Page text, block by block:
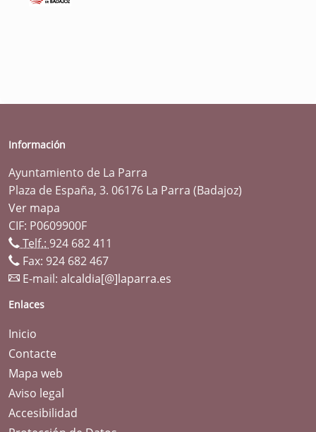
Información
Ayuntamiento de La Parra
Plaza de España, 3. 06176 La Parra (Badajoz)
Ver mapa
CIF: P0609900F
Telf.: 924 682 411
Fax: 924 682 467
E-mail: alcaldia[@]laparra.es
Enlaces
Inicio
Contacte
Mapa web
Aviso legal
Accesibilidad